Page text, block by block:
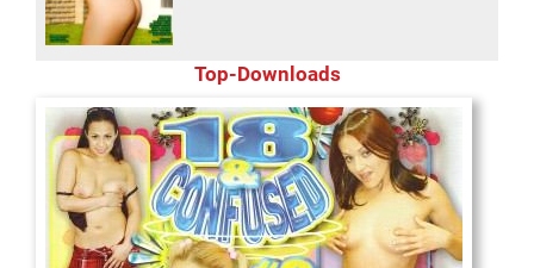
Top-Downloads